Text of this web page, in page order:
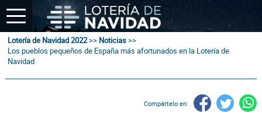
Lotería de Navidad 2022>> Noticias>>
Los pueblos pequeños de España más afortunados en la Lotería de
Navidad
Compártelo en: